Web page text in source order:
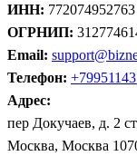
ИНН: 772074952763
ОГРНИП:
Email:
Телефон:
Адрес:
пер Докучаев, д. 2
Москва, Москва